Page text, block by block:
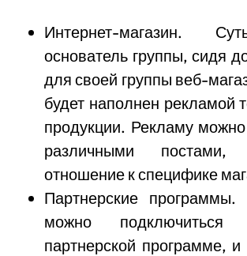
Интернет-магазин.
основатель группы, сидя
для своей группы веб-
будет наполнен рекламой
продукции. Рекламу
различными постами,
отношение к специфике
Партнерские
можно
партнерской программе, и